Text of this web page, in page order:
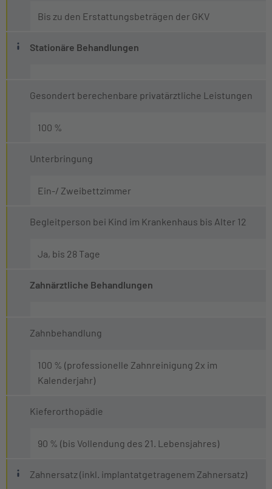
Bis zu den Erstattungsbeträgen der GKV
Was ist eine stationäre Behandlung?
Stationäre Behandlungen
Gesondert berechenbare privatärztliche Leistungen
100 %
Unterbringung
Ein-/ Zweibettzimmer
Begleitperson bei Kind im Krankenhaus bis Alter 12
Ja, bis 28 Tage
Zahnärztliche Behandlungen
Zahnbehandlung
100 % (professionelle Zahnreinigung 2x im
Kalenderjahr)
Kieferorthopädie
90 % (bis Vollendung des 21. Lebensjahres)
Was bedeutet "implantatgetragener"
Zahnersatz (inkl. implantatgetragenem Zahnersatz)